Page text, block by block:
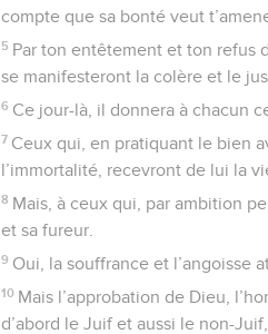
compte que sa bonté veut
5 Par ton entêtement et ton refus
se manifesteront la colère et le
6 Ce jour-là, il donnera à chacun
7 Ceux qui, en pratiquant le bien
l’immortalité, recevront de lui la
8 Mais, à ceux qui, par ambition
et sa fureur.
9 Oui, la souffrance et l’angoisse
10 Mais l’approbation de Dieu,
d’abord le Juif et aussi le non-Juif,